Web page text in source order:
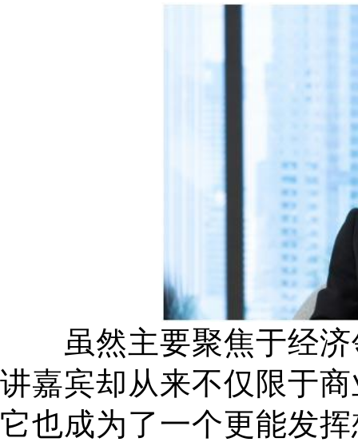
虽然主要聚焦于经济
讲嘉宾却从来不仅限于
它也成为了一个更能发